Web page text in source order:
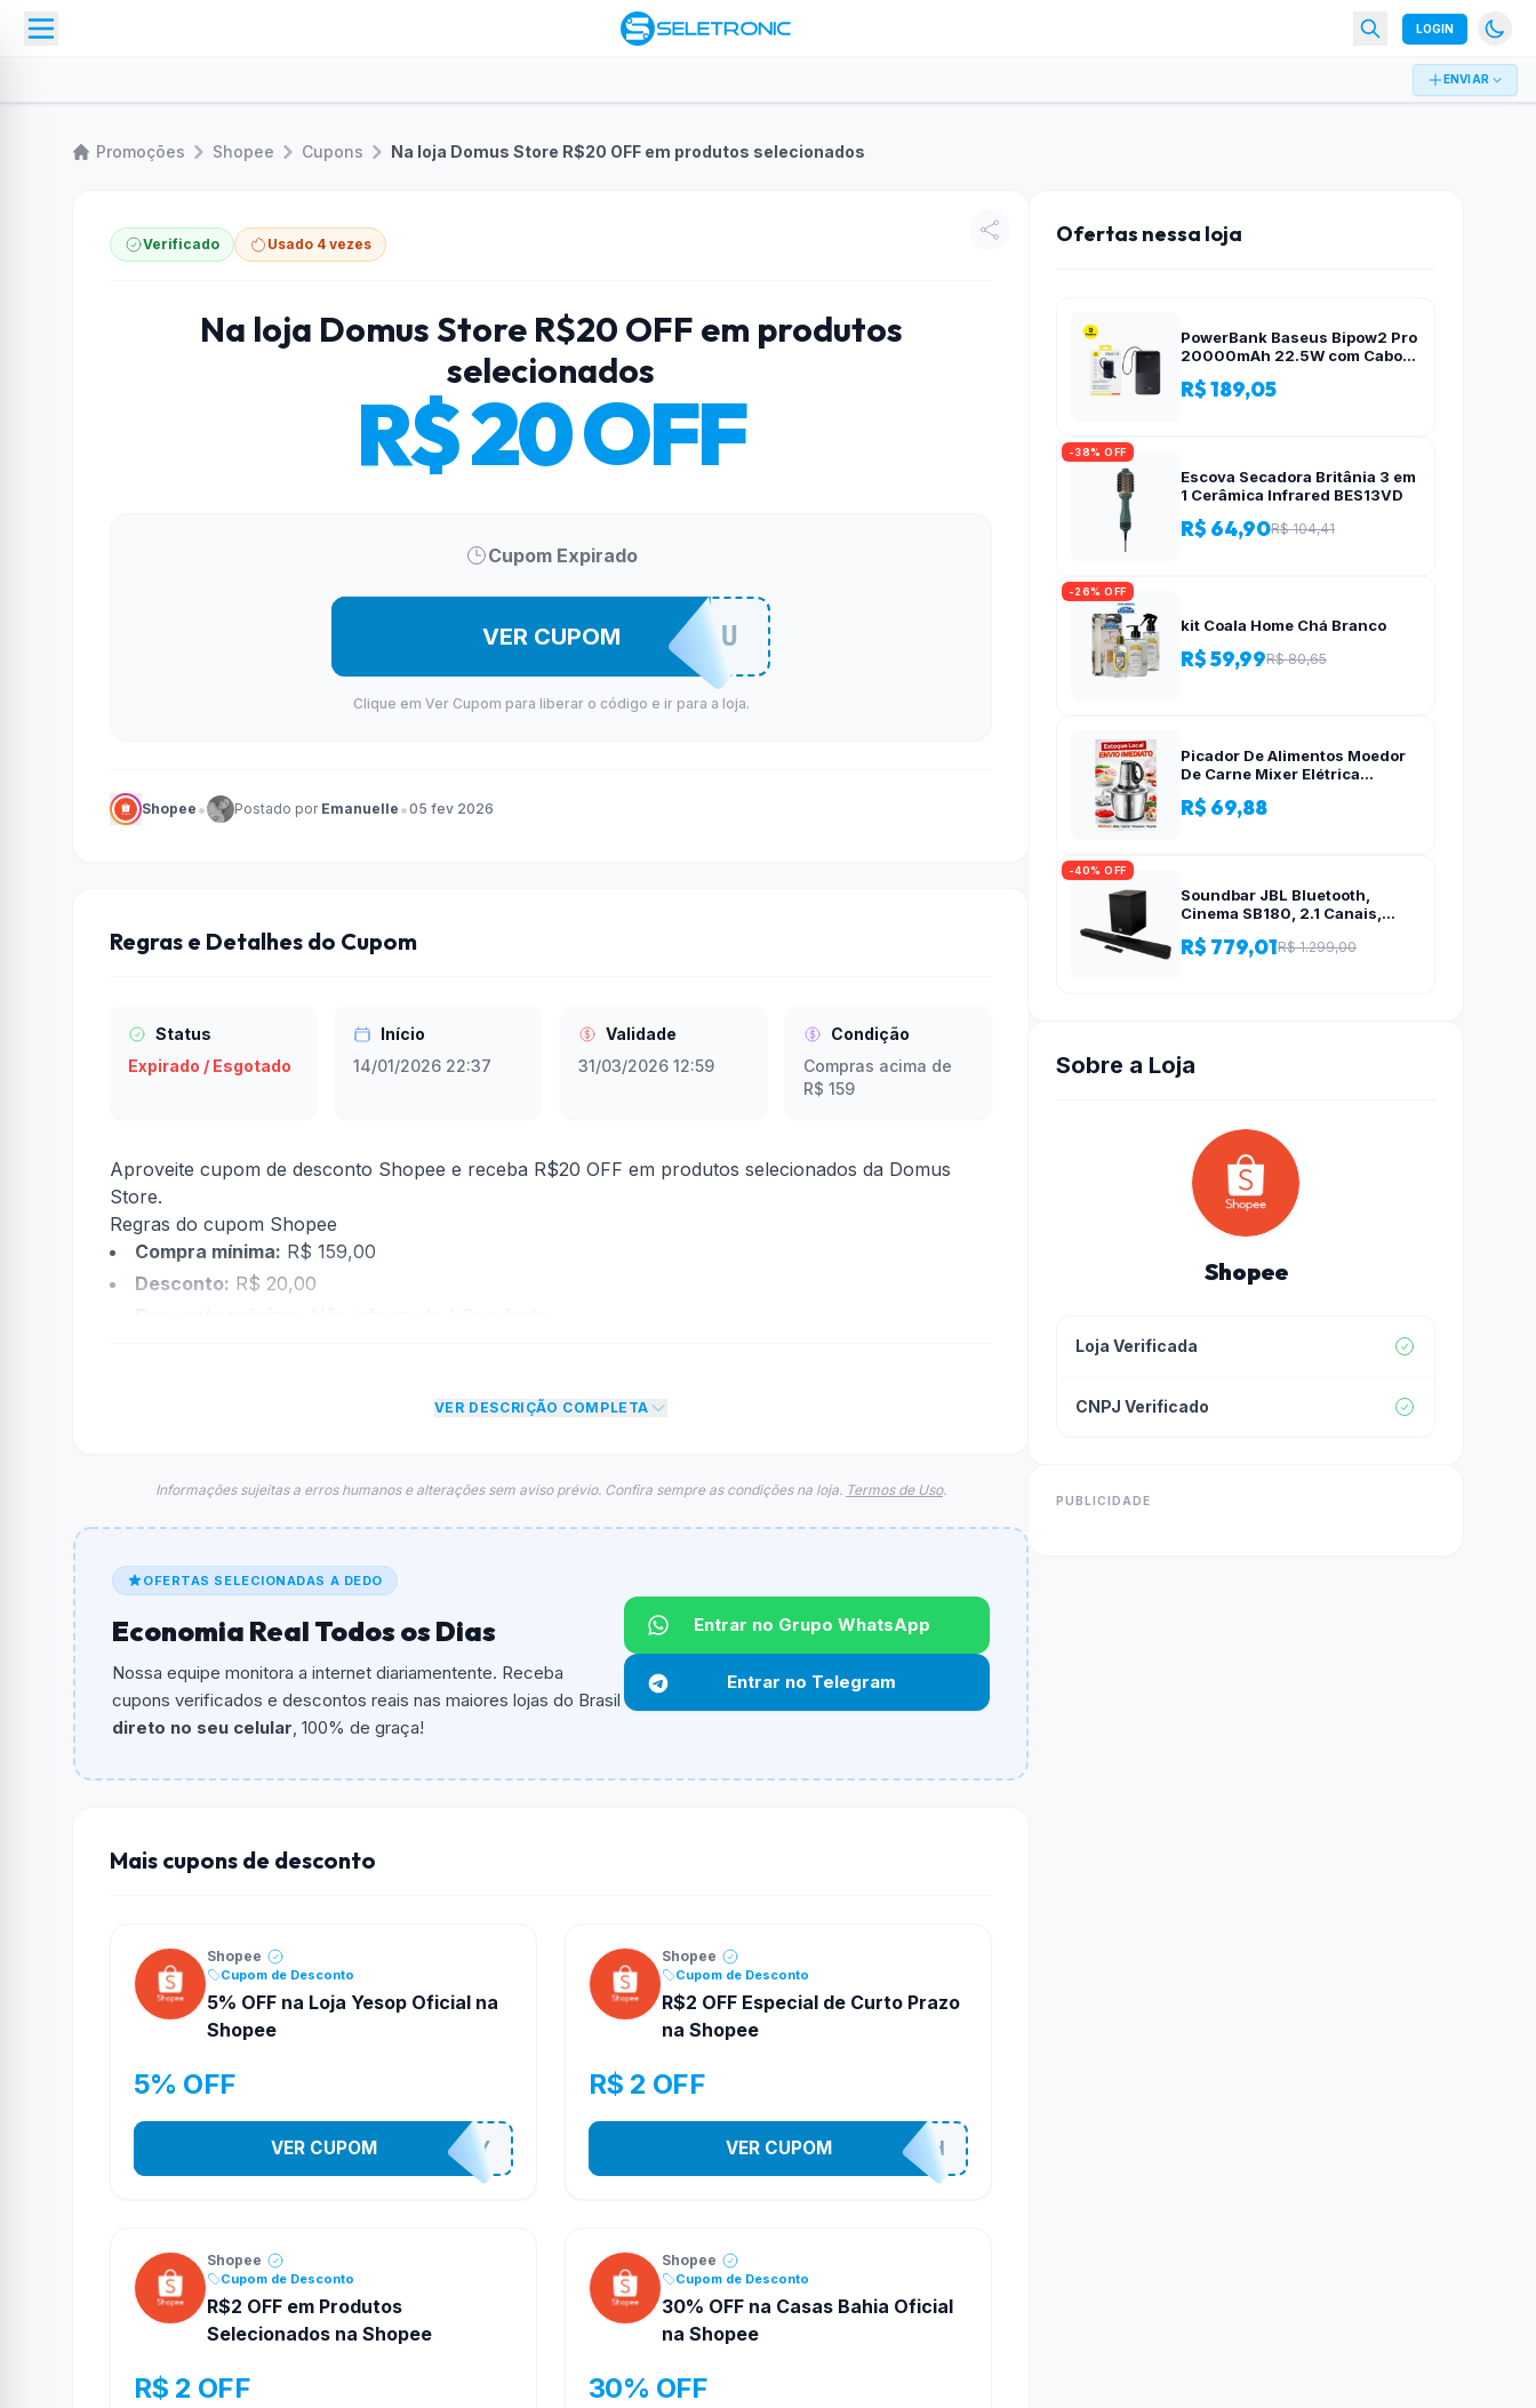
LOGIN
ENVIAR
Promoções Shopee Cupons Na loja Domus Store R$20 OFF em produtos selecionados
Verificado Usado 4 vezes
Na loja Domus Store R$20 OFF em produtos
selecionados
R$ 20 OFF
Cupom Expirado
SEIS167U
VER CUPOM
Clique em Ver Cupom para liberar o código e ir para a loja.
Shopee • Postado por Emanuelle •05 fev 2026
Regras e Detalhes do Cupom
Status
Expirado / Esgotado
Início
14/01/2026 22:37
Validade
31/03/2026 12:59
Condição
Compras acima de
R$ 159
Aproveite cupom de desconto Shopee e receba R$20 OFF em produtos selecionados da Domus
Store.
Regras do cupom Shopee
Compra mínima: R$ 159,00
Desconto: R$ 20,00
dará um desconto de R$ 20,00 no total do carrinho, não foram
econtradas informações sobre restrição de teto máximo para esse cupom.
O cupom dáR$ 20,00em compras.
Qual é o valor minimo de compra?
O valor minimo de compra é R$ 159,00.
Qual é o desconto máximo?
Não informado ou sem limite.
Funciona em qualquer produto?
podem não aceitar cupons.
VER DESCRIÇÃO COMPLETA
Informações sujeitas a erros humanos e alterações sem aviso prévio. Confira sempre as condições na loja. Termos de Uso.
OFERTAS SELECIONADAS A DEDO
Economia Real Todos os Dias
Nossa equipe monitora a internet diariamentente. Receba
cupons verificados e descontos reais nas maiores lojas do Brasil
direto no seu celular, 100% de graça!
Entrar no Grupo WhatsApp
Entrar no Telegram
Mais cupons de desconto
Shopee
Cupom de Desconto
5% OFF na Loja Yesop Oficial na
Shopee
5% OFF
YESO274Y
VER CUPOM
Shopee
Cupom de Desconto
R$2 OFF Especial de Curto Prazo
na Shopee
R$ 2 OFF
VNOXHEDSH
VER CUPOM
Shopee
Cupom de Desconto
R$2 OFF em Produtos
Selecionados na Shopee
R$ 2 OFF
Shopee
Cupom de Desconto
30% OFF na Casas Bahia Oficial
na Shopee
30% OFF
Ofertas nessa loja
PowerBank Baseus Bipow2 Pro
20000mAh 22.5W com Cabo
EnerFill FC51
R$ 189,05
-38% OFF
Escova Secadora Britânia 3 em
1 Cerâmica Infrared BES13VD
R$ 64,90R$ 104,41
-26% OFF
kit Coala Home Chá Branco
R$ 59,99R$ 80,65
Picador De Alimentos Moedor
De Carne Mixer Elétrica
Alho – 110v-220v
R$ 69,88
-40% OFF
Soundbar JBL Bluetooth,
Cinema SB180, 2.1 Canais,
110W RMS
R$ 779,01R$ 1.299,00
Sobre a Loja
Shopee
Loja Verificada
CNPJ Verificado
PUBLICIDADE